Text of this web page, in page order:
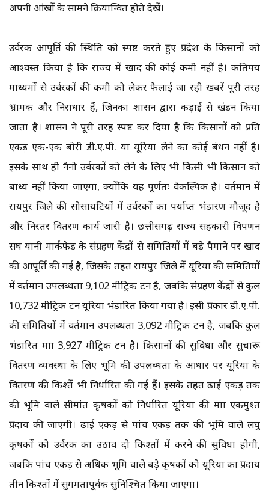
अपनी आंखों के सामने क्रियान्वित होते देखें।
उर्वरक आपूर्ति की स्थिति को स्पष्ट करते हुए प्रदेश के किसानों को
आश्वस्त किया है कि राज्य में खाद की कोई कमी नहीं है। कतिपय
माध्यमों से उर्वरकों की कमी को लेकर फैलाई जा रही खबरें पूरी तरह
भ्रामक और निराधार हैं, जिनका शासन द्वारा कड़ाई से खंडन किया
जाता है। शासन ने पूरी तरह स्पष्ट कर दिया है कि किसानों को प्रति
एकड़ एक-एक बोरी डी.ए.पी. या यूरिया लेने का कोई बंधन नहीं है।
इसके साथ ही नैनो उर्वरकों को लेने के लिए भी किसी भी किसान को
बाध्य नहीं किया जाएगा, क्योंकि यह पूर्णतः वैकल्पिक है। वर्तमान में
रायपुर जिले की सोसायटियों में उर्वरकों का पर्याप्त भंडारण मौजूद है
और निरंतर वितरण कार्य जारी है। छत्तीसगढ़ राज्य सहकारी विपणन
संघ यानी मार्कफेड के संग्रहण केंद्रों से समितियों में बड़े पैमाने पर खाद
की आपूर्ति की गई है, जिसके तहत रायपुर जिले में यूरिया की समितियों
में वर्तमान उपलब्धता 9,102 मीट्रिक टन है, जबकि संग्रहण केंद्रों से कुल
10,732 मीट्रिक टन यूरिया भंडारित किया गया है। इसी प्रकार डी.ए.पी.
की समितियों में वर्तमान उपलब्धता 3,092 मीट्रिक टन है, जबकि कुल
भंडारित मात्रा 3,927 मीट्रिक टन है। किसानों की सुविधा और सुचारू
वितरण व्यवस्था के लिए भूमि की उपलब्धता के आधार पर यूरिया के
वितरण की किश्तें भी निर्धारित की गई हैं। इसके तहत ढाई एकड़ तक
की भूमि वाले सीमांत कृषकों को निर्धारित यूरिया की मात्रा एकमुश्त
प्रदाय की जाएगी। ढाई एकड़ से पांच एकड़ तक की भूमि वाले लघु
कृषकों को उर्वरक का उठाव दो किश्तों में करने की सुविधा होगी,
जबकि पांच एकड़ से अधिक भूमि वाले बड़े कृषकों को यूरिया का प्रदाय
तीन किश्तों में सुगमतापूर्वक सुनिश्चित किया जाएगा।